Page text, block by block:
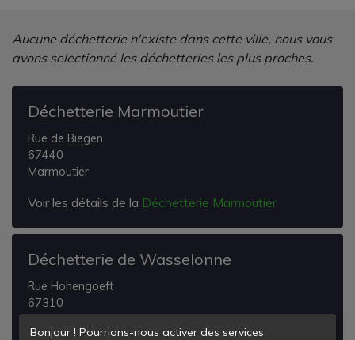
Aucune déchetterie n'existe dans cette ville, nous vous
avons selectionné les déchetteries les plus proches.
Déchetterie Marmoutier
Rue de Biegen
67440
Marmoutier
Voir les détails de la Déchetterie Marmoutier
Déchetterie de Wasselonne
Rue Hohengoeft
67310
Bonjour ! Pourrions-nous activer des services